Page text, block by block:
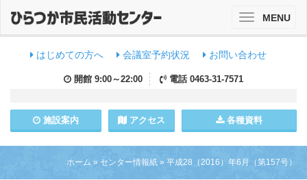
はじめての方へ 会議室予約状況 お問い合わせ
開館 9:00～22:00 電話 0463-31-7571
施設案内 アクセス 各種資料
ToggleMENU
ホーム » センター情報紙 » 平成28（2016）年6月（第157号）